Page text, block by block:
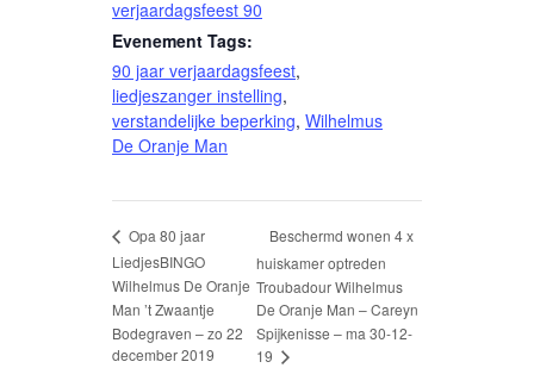
verjaardagsfeest 90
Evenement Tags:
90 jaar verjaardagsfeest,
liedjeszanger instelling,
verstandelijke beperking, Wilhelmus
De Oranje Man
Opa 80 jaar
LiedjesBINGO
Wilhelmus De Oranje
Man ’t Zwaantje
Bodegraven – zo 22
december 2019
Beschermd wonen 4 x
huiskamer optreden
Troubadour Wilhelmus
De Oranje Man – Careyn
Spijkenisse – ma 30-12-
19